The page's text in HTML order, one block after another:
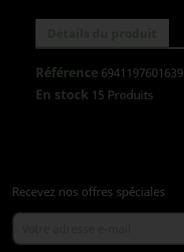
Référence 6941197601639
En stock 15 Produits
Recevez nos offres spéciales